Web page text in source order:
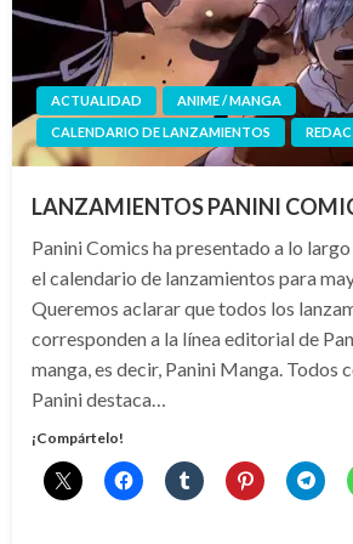
ACTUALIDAD
ANIME / MANGA
CALENDARIO DE LANZAMIENTOS
LANZAMIENTOS PANINI
Panini Comics ha presentado a lo
el calendario de lanzamientos para
Queremos aclarar que todos los
corresponden a la línea editorial de
manga, es decir, Panini Manga. Todos
Panini destaca…
¡Compártelo!